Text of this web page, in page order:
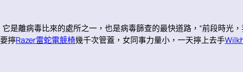
它是離病毒比來的處所之一，也是病毒篩查的最快道路，“前段時光
擰Razer雷蛇電競椅幾千次管蓋，女同事力量小，一天擰上去手